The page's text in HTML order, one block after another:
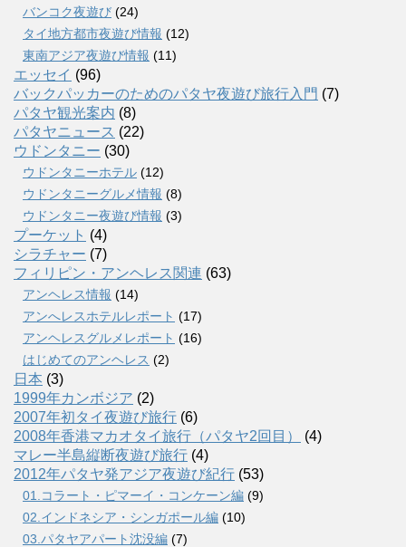
バンコク夜遊び (24)
タイ地方都市夜遊び情報 (12)
東南アジア夜遊び情報 (11)
エッセイ (96)
バックパッカーのためのパタヤ夜遊び旅行入門 (7)
パタヤ観光案内 (8)
パタヤニュース (22)
ウドンタニー (30)
ウドンタニーホテル (12)
ウドンタニーグルメ情報 (8)
ウドンタニー夜遊び情報 (3)
プーケット (4)
シラチャー (7)
フィリピン・アンヘレス関連 (63)
アンヘレス情報 (14)
アンへレスホテルレポート (17)
アンヘレスグルメレポート (16)
はじめてのアンヘレス (2)
日本 (3)
1999年カンボジア (2)
2007年初タイ夜遊び旅行 (6)
2008年香港マカオタイ旅行（パタヤ2回目）
(4)
マレー半島縦断夜遊び旅行 (4)
2012年パタヤ発アジア夜遊び紀行 (53)
01.コラート・ピマーイ・コンケーン編 (9)
02.インドネシア・シンガポール編 (10)
03.パタヤアパート沈没編 (7)